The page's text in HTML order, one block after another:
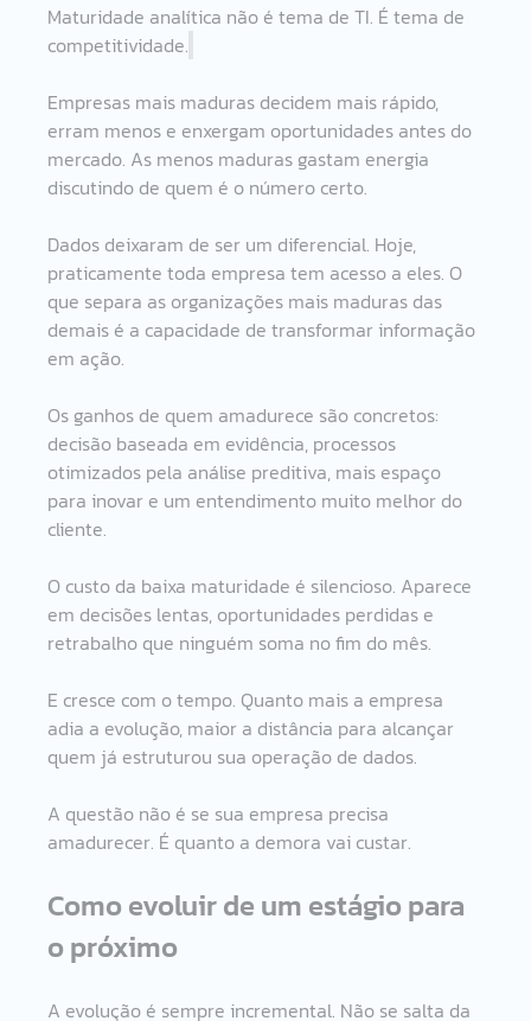
Maturidade analítica não é tema de TI. É tema de
competitividade.
Empresas mais maduras decidem mais rápido,
erram menos e enxergam oportunidades antes do
mercado. As menos maduras gastam energia
discutindo de quem é o número certo.
Dados deixaram de ser um diferencial. Hoje,
praticamente toda empresa tem acesso a eles. O
que separa as organizações mais maduras das
demais é a capacidade de transformar informação
em ação.
Os ganhos de quem amadurece são concretos:
decisão baseada em evidência, processos
otimizados pela análise preditiva, mais espaço
para inovar e um entendimento muito melhor do
cliente.
O custo da baixa maturidade é silencioso. Aparece
em decisões lentas, oportunidades perdidas e
retrabalho que ninguém soma no fim do mês.
E cresce com o tempo. Quanto mais a empresa
adia a evolução, maior a distância para alcançar
quem já estruturou sua operação de dados.
A questão não é se sua empresa precisa
amadurecer. É quanto a demora vai custar.
Como evoluir de um estágio para
o próximo
A evolução é sempre incremental. Não se salta da